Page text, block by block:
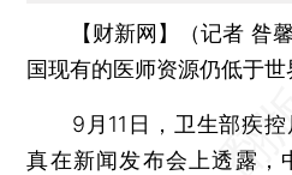
【财新网】（记者 昝馨
国现有的医师资源仍低于世
9月11日，卫生部疾控
真在新闻发布会上透露，